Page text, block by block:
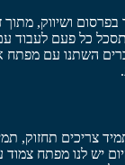
ושיווק, מתוך
כל פעם לעבוד
השתנו עם מפתח
צריכים תחזוק,
יש לנו מפתח צמוד